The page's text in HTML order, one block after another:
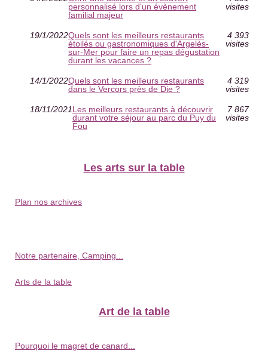
personnalisé lors d'un évènement
familial majeur
visites
19/1/2022Quels sont les meilleurs restaurants
étoilés ou gastronomiques d'Argelès-
sur-Mer pour faire un repas dégustation
durant les vacances ?
4 393
visites
14/1/2022Quels sont les meilleurs restaurants
dans le Vercors près de Die ?
4 319
visites
18/11/2021Les meilleurs restaurants à découvrir
durant votre séjour au parc du Puy du
Fou
7 867
visites
Les arts sur la table
Plan nos archives
Notre partenaire, Camping...
Arts de la table
Art de la table
Pourquoi le magret de canard...